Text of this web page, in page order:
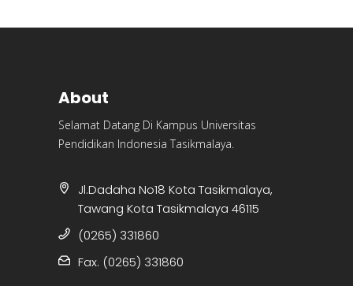
About
Selamat Datang Di Kampus Universitas
Pendidikan Indonesia Tasikmalaya.
Jl.Dadaha No18 Kota Tasikmalaya,
Tawang Kota Tasikmalaya 46115
(0265) 331860
Fax. (0265) 331860